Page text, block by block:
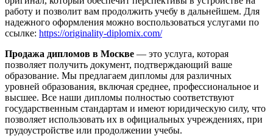
работу и позволит вам продолжить учебу в дальнейшем. Для
надежного оформления можно воспользоваться услугами по
ссылке: https://originality-diplomix.com/
Продажа дипломов в Москве — это услуга, которая
позволяет получить документ, подтверждающий ваше
образование. Мы предлагаем дипломы для различных
уровней образования, включая среднее, профессиональное и
высшее. Все наши дипломы полностью соответствуют
государственным стандартам и имеют юридическую силу, что
позволяет использовать их в официальных учреждениях, при
трудоустройстве или продолжении учебы.